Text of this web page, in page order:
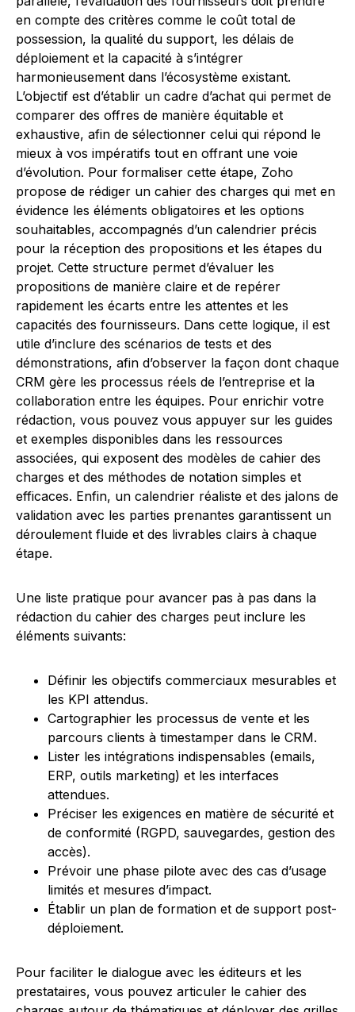
en compte des critères comme le coût total de
possession, la qualité du support, les délais de
déploiement et la capacité à s’intégrer
harmonieusement dans l’écosystème existant.
L’objectif est d’établir un cadre d’achat qui permet de
comparer des offres de manière équitable et
exhaustive, afin de sélectionner celui qui répond le
mieux à vos impératifs tout en offrant une voie
d’évolution. Pour formaliser cette étape, Zoho
propose de rédiger un cahier des charges qui met en
évidence les éléments obligatoires et les options
souhaitables, accompagnés d’un calendrier précis
pour la réception des propositions et les étapes du
projet. Cette structure permet d’évaluer les
propositions de manière claire et de repérer
rapidement les écarts entre les attentes et les
capacités des fournisseurs. Dans cette logique, il est
utile d’inclure des scénarios de tests et des
démonstrations, afin d’observer la façon dont chaque
CRM gère les processus réels de l’entreprise et la
collaboration entre les équipes. Pour enrichir votre
rédaction, vous pouvez vous appuyer sur les guides
et exemples disponibles dans les ressources
associées, qui exposent des modèles de cahier des
charges et des méthodes de notation simples et
efficaces. Enfin, un calendrier réaliste et des jalons de
validation avec les parties prenantes garantissent un
déroulement fluide et des livrables clairs à chaque
étape.
Une liste pratique pour avancer pas à pas dans la
rédaction du cahier des charges peut inclure les
éléments suivants:
Définir les objectifs commerciaux mesurables et
les KPI attendus.
Cartographier les processus de vente et les
parcours clients à timestamper dans le CRM.
Lister les intégrations indispensables (emails,
ERP, outils marketing) et les interfaces
attendues.
Préciser les exigences en matière de sécurité et
de conformité (RGPD, sauvegardes, gestion des
accès).
Prévoir une phase pilote avec des cas d’usage
limités et mesures d’impact.
Établir un plan de formation et de support post-
déploiement.
Pour faciliter le dialogue avec les éditeurs et les
prestataires, vous pouvez articuler le cahier des